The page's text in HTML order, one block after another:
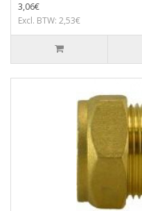
3,06€
Excl. BTW: 2,53€